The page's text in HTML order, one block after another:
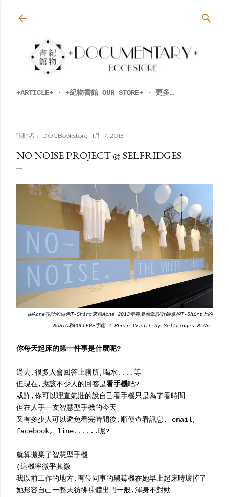
+ARTICLE+ +紀物書館 OUR STORE+ 更多…
張貼者： DOCBookstore 1月 17, 2013
NO NOISE PROJECT @ SELFRIDGES
由Acne設計的白色T-Shirt來自Acne 2013年春夏新款設計師拿掉T-Shirt上的
MUSIC和COLLEGE字樣 / Photo Credit by Selfridges & Co.
你每天起床的第一件事是什麼呢?
過去,很多人會回答上廁所,喝水....等
但現在,應該不少人的回答是看手機吧?
或許,你可以理直氣壯的說自己看手機只是為了看時間
但在人手一支智慧型手機的今天
又有多少人可以避免看完時間後,順便查看訊息, email,
facebook, line......呢?
就算拋棄了智慧型手機
(這機率微乎其微
我以前工作的地方,有位同事的黑莓機在她早上起床時壞掉了
她形容自己一整天彷彿裸體出門一般,渾身不對勁